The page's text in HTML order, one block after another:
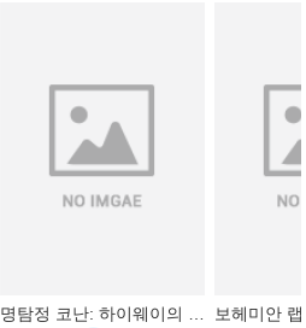
명탐정 코난: 하이웨이의 타
보헤미안